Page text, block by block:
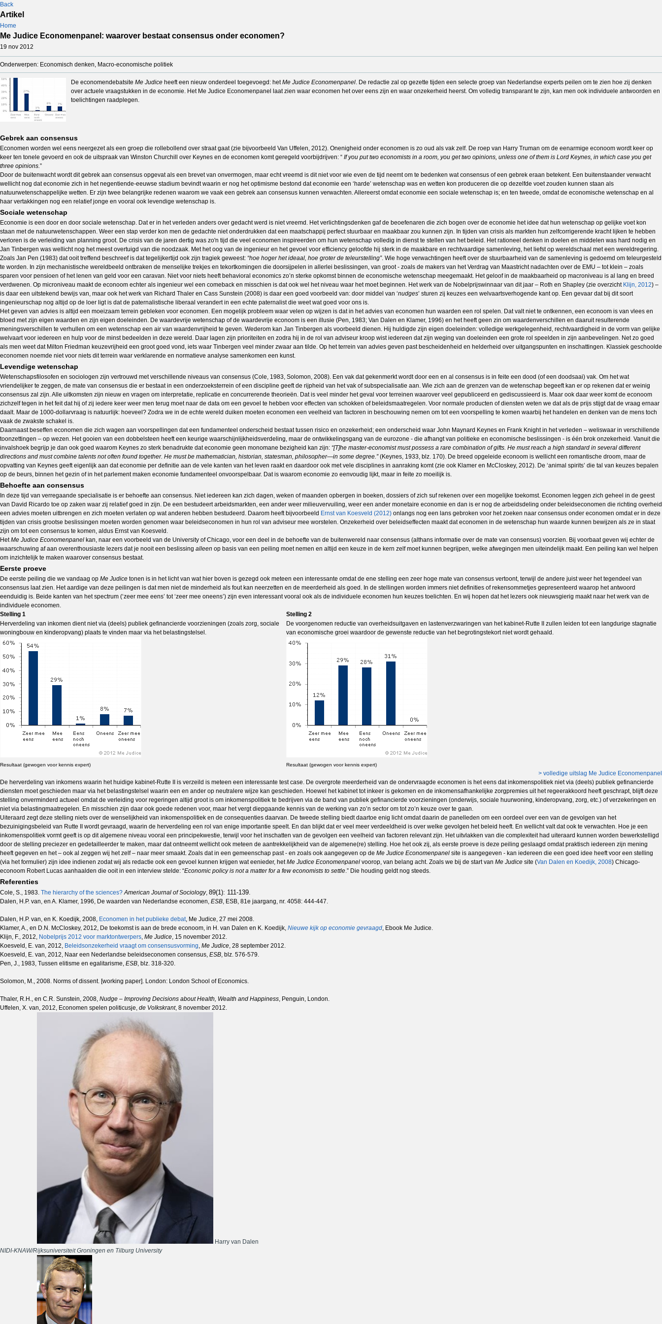
Back
Artikel
Home
Me Judice Economenpanel: waarover bestaat consensus onder economen?
19 nov 2012
Onderwerpen: Economisch denken, Macro-economische politiek
De economendebatsite Me Judice heeft een nieuw onderdeel toegevoegd: hetMe Judice Economenpanel. De redactie zal op gezette tijden een selecte groep van Nederlandse experts peilen om te zien hoe zij denken
over actuele vraagstukken in de economie. Het Me Judice Economenpanel laat zien waar economen het over eens zijn en waar onzekerheid heerst. Om volledig transparant te zijn, kan men ook individuele antwoorden en
toelichtingen raadplegen.
Gebrek aan consensus
Economen worden wel eens neergezet als een groep die rollebollend over straat gaat (zie bijvoorbeeld Van Uffelen, 2012). Onenigheid onder economen is zo oud als vak zelf. De roep van Harry Truman om de eenarmige econoom wordt keer op
keer ten tonele gevoerd en ook de uitspraak van Winston Churchill over Keynes en de economen komt geregeld voorbijdrijven: “ If you put two economists in a room, you get two opinions, unless one of them is Lord Keynes, in which case you get
three opinions.”
Door de buitenwacht wordt dit gebrek aan consensus opgevat als een brevet van onvermogen, maar echt vreemd is dit niet voor wie even de tijd neemt om te bedenken wat consensus of een gebrek eraan betekent. Een buitenstaander verwacht
wellicht nog dat economie zich in het negentiende-eeuwse stadium bevindt waarin er nog het optimisme bestond dat economie een ‘harde’ wetenschap was en wetten kon produceren die op dezelfde voet zouden kunnen staan als
natuurwetenschappelijke wetten. Er zijn twee belangrijke redenen waarom we vaak een gebrek aan consensus kunnen verwachten. Allereerst omdat economie een sociale wetenschap is; en ten tweede, omdat de economische wetenschap en al
haar vertakkingen nog een relatief jonge en vooral ook levendige wetenschap is.
Sociale wetenschap
Economie is een door en door sociale wetenschap. Dat er in het verleden anders over gedacht werd is niet vreemd. Het verlichtingsdenken gaf de beoefenaren die zich bogen over de economie het idee dat hun wetenschap op gelijke voet kon
staan met de natuurwetenschappen. Weer een stap verder kon men de gedachte niet onderdrukken dat een maatschappij perfect stuurbaar en maakbaar zou kunnen zijn. In tijden van crisis als markten hun zelfcorrigerende kracht lijken te hebben
verloren is de verleiding van planning groot. De crisis van de jaren dertig was zo'n tijd die veel economen inspireerden om hun wetenschap volledig in dienst te stellen van het beleid. Het rationeel denken in doelen en middelen was hard nodig en
Jan Tinbergen was wellicht nog het meest overtuigd van die noodzaak. Met het oog van de ingenieur en het gevoel voor efficiency geloofde hij sterk in de maakbare en rechtvaardige samenleving, het liefst op wereldschaal met een wereldregering.
Zoals Jan Pen (1983) dat ooit treffend beschreef is dat tegelijkertijd ook zijn tragiek geweest: “hoe hoger het ideaal, hoe groter de teleurstelling”. Wie hoge verwachtingen heeft over de stuurbaarheid van de samenleving is gedoemd om teleurgesteld
te worden. In zijn mechanistische wereldbeeld ontbraken de menselijke trekjes en tekortkomingen die doorsijpelen in allerlei beslissingen, van groot - zoals de makers van het Verdrag van Maastricht nadachten over de EMU – tot klein – zoals
sparen voor pensioen of het lenen van geld voor een caravan. Niet voor niets heeft behavioral economics zo’n sterke opkomst binnen de economische wetenschap meegemaakt. Het geloof in de maakbaarheid op macroniveau is al lang en breed
verdwenen. Op microniveau maakt de econoom echter als ingenieur wel een comeback en misschien is dat ook wel het niveau waar het moet beginnen. Het werk van de Nobelprijswinnaar van dit jaar – Roth en Shapley (zie overzicht Klijn, 2012) –
is daar een uitstekend bewijs van, maar ook het werk van Richard Thaler en Cass Sunstein (2008) is daar een goed voorbeeld van: door middel van ‘nudges’ sturen zij keuzes een welvaartsverhogende kant op. Een gevaar dat bij dit soort
ingenieurschap nog altijd op de loer ligt is dat de paternalistische liberaal verandert in een echte paternalist die weet wat goed voor ons is.
Het geven van advies is altijd een moeizaam terrein gebleken voor economen. Een mogelijk probleem waar velen op wijzen is dat in het advies van economen hun waarden een rol spelen. Dat valt niet te ontkennen, een econoom is van vlees en
bloed met zijn eigen waarden en zijn eigen doeleinden. De waardevrije wetenschap of de waardevrije econoom is een illusie (Pen, 1983; Van Dalen en Klamer, 1996) en het heeft geen zin om waardenverschillen en daaruit resulterende
meningsverschillen te verhullen om een wetenschap een air van waardenvrijheid te geven. Wederom kan Jan Tinbergen als voorbeeld dienen. Hij huldigde zijn eigen doeleinden: volledige werkgelegenheid, rechtvaardigheid in de vorm van gelijke
welvaart voor iedereen en hulp voor de minst bedeelden in deze wereld. Daar lagen zijn prioriteiten en zodra hij in de rol van adviseur kroop wist iedereen dat zijn weging van doeleinden een grote rol speelden in zijn aanbevelingen. Net zo goed
als men weet dat Milton Friedman keuzevrijheid een groot goed vond, iets waar Tinbergen veel minder zwaar aan tilde. Op het terrein van advies geven past bescheidenheid en helderheid over uitgangspunten en inschattingen. Klassiek geschoolde
economen noemde niet voor niets dit terrein waar verklarende en normatieve analyse samenkomen een kunst.
Levendige wetenschap
Wetenschapsfilosofen en sociologen zijn vertrouwd met verschillende niveaus van consensus (Cole, 1983, Solomon, 2008). Een vak dat gekenmerkt wordt door een en al consensus is in feite een dood (of een doodsaai) vak. Om het wat
vriendelijker te zeggen, de mate van consensus die er bestaat in een onderzoeksterrein of een discipline geeft de rijpheid van het vak of subspecialisatie aan. Wie zich aan de grenzen van de wetenschap begeeft kan er op rekenen dat er weinig
consensus zal zijn. Alle uitkomsten zijn nieuw en vragen om interpretatie, replicatie en concurrerende theorieën. Dat is veel minder het geval voor terreinen waarover veel gepubliceerd en gediscussieerd is. Maar ook daar weer komt de econoom
zichzelf tegen in het feit dat hij of zij iedere keer weer men terug moet naar de data om een gevoel te hebben voor effecten van schokken of beleidsmaatregelen. Voor normale producten of diensten weten we dat als de prijs stijgt dat de vraag ernaar
daalt. Maar de 1000-dollarvraag is natuurlijk: hoeveel? Zodra we in de echte wereld duiken moeten economen een veelheid van factoren in beschouwing nemen om tot een voorspelling te komen waarbij het handelen en denken van de mens toch
vaak de zwakste schakel is.
Daarnaast beseffen economen die zich wagen aan voorspellingen dat een fundamenteel onderscheid bestaat tussen risico en onzekerheid; een onderscheid waar John Maynard Keynes en Frank Knight in het verleden – weliswaar in verschillende
toonzettingen – op wezen. Het gooien van een dobbelsteen heeft een keurige waarschijnlijkheidsverdeling, maar de ontwikkelingsgang van de eurozone - die afhangt van politieke en economische beslissingen - is één brok onzekerheid. Vanuit die
invalshoek begrijp je dan ook goed waarom Keynes zo sterk benadrukte dat economie geen monomane bezigheid kan zijn: “[T]he master-economist must possess a rare combination of gifts. He must reach a high standard in several different
directions and must combine talents not often found together. He must be mathematician, historian, statesman, philosopher—in some degree.”(Keynes, 1933, blz. 170). De breed opgeleide econoom is wellicht een romantische droom, maar de
opvatting van Keynes geeft eigenlijk aan dat economie per definitie aan de vele kanten van het leven raakt en daardoor ook met vele disciplines in aanraking komt (zie ook Klamer en McCloskey, 2012). De ‘animal spirits’ die tal van keuzes bepalen
op de beurs, binnen het gezin of in het parlement maken economie fundamenteel onvoorspelbaar. Dat is waarom economie zo eenvoudig lijkt, maar in feite zo moeilijk is.
Behoefte aan consensus
In deze tijd van verregaande specialisatie is er behoefte aan consensus. Niet iedereen kan zich dagen, weken of maanden opbergen in boeken, dossiers of zich suf rekenen over een mogelijke toekomst. Economen leggen zich geheel in de geest
van David Ricardo toe op zaken waar zij relatief goed in zijn. De een bestudeert arbeidsmarkten, een ander weer milieuvervuiling, weer een ander monetaire economie en dan is er nog de arbeidsdeling onder beleidseconomen die richting overheid
een advies moeten uitbrengen en zich moeten verlaten op wat anderen hebben bestudeerd. Daarom heeft bijvoorbeeld Ernst van Koesveld (2012) onlangs nog een lans gebroken voor het zoeken naar consensus onder economen omdat er in deze
tijden van crisis grootse beslissingen moeten worden genomen waar beleidseconomen in hun rol van adviseur mee worstelen. Onzekerheid over beleidseffecten maakt dat economen in de wetenschap hun waarde kunnen bewijzen als ze in staat
zijn om tot een consensus te komen, aldus Ernst van Koesveld.
HetMe Judice Economenpanel kan, naar een voorbeeld van de University of Chicago, voor een deel in de behoefte van de buitenwereld naar consensus (althans informatie over de mate van consensus) voorzien. Bij voorbaat geven wij echter de
waarschuwing af aan overenthousiaste lezers dat je nooit een beslissing alleen op basis van een peiling moet nemen en altijd een keuze in de kern zelf moet kunnen begrijpen, welke afwegingen men uiteindelijk maakt. Een peiling kan wel helpen
om inzichtelijk te maken waarover consensus bestaat.
Eerste proeve
De eerste peiling die we vandaag op Me Judice tonen is in het licht van wat hier boven is gezegd ook meteen een interessante omdat de ene stelling een zeer hoge mate van consensus vertoont, terwijl de andere juist weer het tegendeel van
consensus laat zien. Het aardige van deze peilingen is dat men niet de minderheid als fout kan neerzetten en de meerderheid als goed. In de stellingen worden immers niet definities of rekensommetjes gepresenteerd waarop het antwoord
eenduidig is. Beide kanten van het spectrum (‘zeer mee eens’ tot ‘zeer mee oneens’) zijn even interessant vooral ook als de individuele economen hun keuzes toelichten. En wij hopen dat het lezers ook nieuwsgierig maakt naar het werk van de
individuele economen.
Stelling 1
Herverdeling van inkomen dient niet via (deels) publiek gefinancierde voorzieningen (zoals zorg, sociale
woningbouw en kinderopvang) plaats te vinden maar via het belastingstelsel.
Stelling 2
De voorgenomen reductie van overheidsuitgaven en lastenverzwaringen van het kabinet-Rutte II zullen leiden tot een langdurige stagnatie
van economische groei waardoor de gewenste reductie van het begrotingstekort niet wordt gehaald.
Resultaat (gewogen voor kennis expert) Resultaat (gewogen voor kennis expert)
> volledige uitslag Me Judice Economenpanel
De herverdeling van inkomens waarin het huidige kabinet-Rutte II is verzeild is meteen een interessante test case. De overgrote meerderheid van de ondervraagde economen is het eens dat inkomenspolitiek niet via (deels) publiek gefinancierde
diensten moet geschieden maar via het belastingstelsel waarin een en ander op neutralere wijze kan geschieden. Hoewel het kabinet tot inkeer is gekomen en de inkomensafhankelijke zorgpremies uit het regeerakkoord heeft geschrapt, blijft deze
stelling onverminderd actueel omdat de verleiding voor regeringen altijd groot is om inkomenspolitiek te bedrijven via de band van publiek gefinancierde voorzieningen (onderwijs, sociale huurwoning, kinderopvang, zorg, etc.) of verzekeringen en
niet via belastingmaatregelen. En misschien zijn daar ook goede redenen voor, maar het vergt diepgaande kennis van de werking van zo’n sector om tot zo’n keuze over te gaan.
Uiteraard zegt deze stelling niets over de wenselijkheid van inkomenspolitiek en de consequenties daarvan. De tweede stelling biedt daartoe enig licht omdat daarin de panelleden om een oordeel over een van de gevolgen van het
bezuinigingsbeleid van Rutte II wordt gevraagd, waarin de herverdeling een rol van enige importantie speelt. En dan blijkt dat er veel meer verdeeldheid is over welke gevolgen het beleid heeft. En wellicht valt dat ook te verwachten. Hoe je een
inkomenspolitiek vormt geeft is op dit algemene niveau vooral een principekwestie, terwijl voor het inschatten van de gevolgen een veelheid van factoren relevant zijn. Het uitvlakken van die complexiteit had uiteraard kunnen worden bewerkstelligd
door de stelling preciezer en gedetailleerder te maken, maar dat ontneemt wellicht ook meteen de aantrekkelijkheid van de algemene(re) stelling. Hoe het ook zij, als eerste proeve is deze peiling geslaagd omdat praktisch iedereen zijn mening
heeft gegeven en het – ook al zeggen wij het zelf – naar meer smaakt. Zoals dat in een gemeenschap past - en zoals ook aangegeven op de Me Judice Economenpanel site is aangegeven - kan iedereen die een goed idee heeft voor een stelling
(via het formulier) zijn idee indienen zodat wij als redactie ook een gevoel kunnen krijgen wat eenieder, hetMe Judice Economenpanel voorop, van belang acht. Zoals we bij de start van Me Judice site (Van Dalen en Koedijk, 2008) Chicago-
econoom Robert Lucas aanhaalden die ooit in een interview stelde: “Economic policy is not a matter for a few economists to settle.” Die houding geldt nog steeds.
Referenties
Cole, S., 1983. The hierarchy of the sciences? American Journal of Sociology, 89(1): 111-139.
Dalen, H.P. van, en A. Klamer, 1996, De waarden van Nederlandse economen, ESB, ESB, 81e jaargang, nr. 4058: 444-447.
Dalen, H.P. van, en K. Koedijk, 2008, Economen in het publieke debat, Me Judice, 27 mei 2008.
Klamer, A., en D.N. McCloskey, 2012, De toekomst is aan de brede econoom, in H. van Dalen en K. Koedijk, Nieuwe kijk op economie gevraagd, Ebook Me Judice.
Klijn, F., 2012, Nobelprijs 2012 voor marktontwerpers, Me Judice, 15 november 2012.
Koesveld, E. van, 2012, Beleidsonzekerheid vraagt om consensusvorming, Me Judice, 28 september 2012.
Koesveld, E. van, 2012, Naar een Nederlandse beleidseconomen consensus, ESB, blz. 576-579.
Pen, J., 1983, Tussen elitisme en egalitarisme, ESB, blz. 318-320.
Solomon, M., 2008. Norms of dissent. [working paper]. London: London School of Economics.
Thaler, R.H., en C.R. Sunstein, 2008, Nudge – Improving Decisions about Health, Wealth and Happiness, Penguin, London.
Uffelen, X. van, 2012, Economen spelen politicusje, de Volkskrant, 8 november 2012.
Harry van Dalen
NIDI-KNAW/Rijksuniversiteit Groningen en Tilburg University